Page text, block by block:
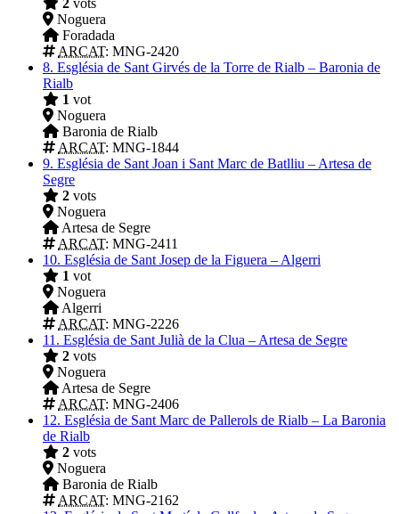
Noguera
Foradada
ARCAT: MNG-2420
8. Església de Sant Girvés de la Torre de Rialb – Baronia de
Rialb
1 vot
Noguera
Baronia de Rialb
ARCAT: MNG-1844
9. Església de Sant Joan i Sant Marc de Batlliu – Artesa de
Segre
2 vots
Noguera
Artesa de Segre
ARCAT: MNG-2411
10. Església de Sant Josep de la Figuera – Algerri
1 vot
Noguera
Algerri
ARCAT: MNG-2226
11. Església de Sant Julià de la Clua – Artesa de Segre
2 vots
Noguera
Artesa de Segre
ARCAT: MNG-2406
12. Església de Sant Marc de Pallerols de Rialb – La Baronia
de Rialb
2 vots
Noguera
Baronia de Rialb
ARCAT: MNG-2162